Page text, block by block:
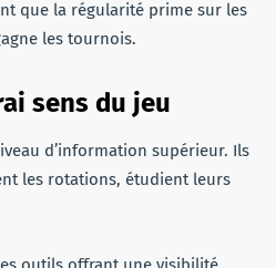
que la régularité prime sur les
les tournois.
sens du jeu
d’information supérieur. Ils
les rotations, étudient leurs